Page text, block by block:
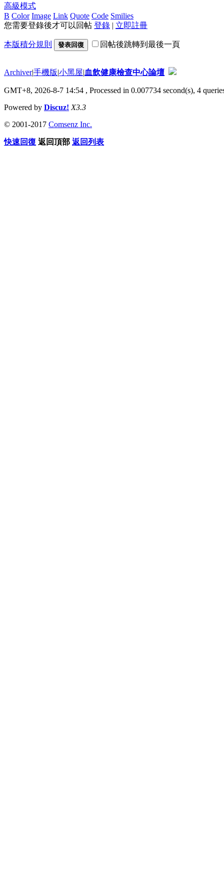
高級模式
B Color Image Link Quote Code Smilies
您需要登錄後才可以回帖 登錄 | 立即註冊
本版積分規則 發表回復 回帖後跳轉到最後一頁
Archiver|手機版|小黑屋|血飲健康檢查中心論壇
GMT+8, 2026-8-7 14:54 , Processed in 0.007734 second(s), 4
Powered by Discuz! X3.3
© 2001-2017 Comsenz Inc.
快速回復 返回頂部 返回列表